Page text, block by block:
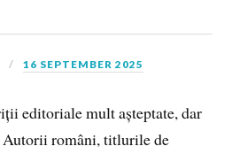
16 SEPTEMBER 2025
editoriale mult așteptate, dar
Autorii români, titlurile de